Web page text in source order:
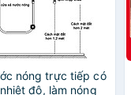
nóng trực tiếp có
độ, làm nóng